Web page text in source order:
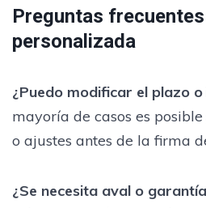
Preguntas
personalizada
¿Puedo modificar el plazo
mayoría de casos es
o ajustes antes de la firma
¿Se necesita aval o